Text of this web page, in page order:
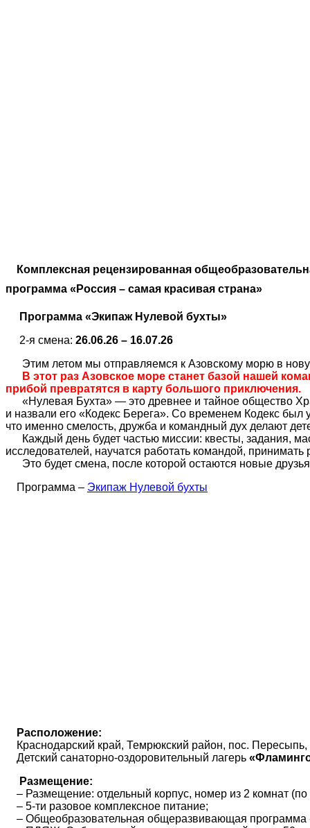
Комплексная рецензированная
программа «Россия – самая красивая страна»
Программа «Экипаж Нулевой бухты»
2-я смена: 26.06.26 – 16.07.26
Этим летом мы отправляемся к Азовскому морю в
В этот раз Азовское море станет базой нашей
прибой превратятся в карту большого приключения.
«Нулевая Бухта» — это древнее и тайное общество
и назвали его «Кодекс Берега». Со временем Кодекс был
что именно смелость, дружба и командный дух делают
Каждый день будет частью миссии: квесты, задания,
исследователей, научатся работать командой,
Это будет смена, после которой остаются новые
Программа – Экипаж Нулевой бухты
Расположение:
Краснодарский край, Темрюкский район, пос.
Детский санаторно-оздоровительный лагерь
Размещение:
– Размещение: отдельный корпус, номер из 2 комнат
– 5-ти разовое комплексное питание;
– Общеобразовательная общеразвивающая